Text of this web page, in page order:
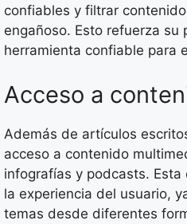
confiables y filtrar
engañoso. Esto refuerza su
herramienta confiable para
Acceso a
Además de artículos
acceso a contenido
infografías y podcasts.
la experiencia del usuario,
temas desde diferentes